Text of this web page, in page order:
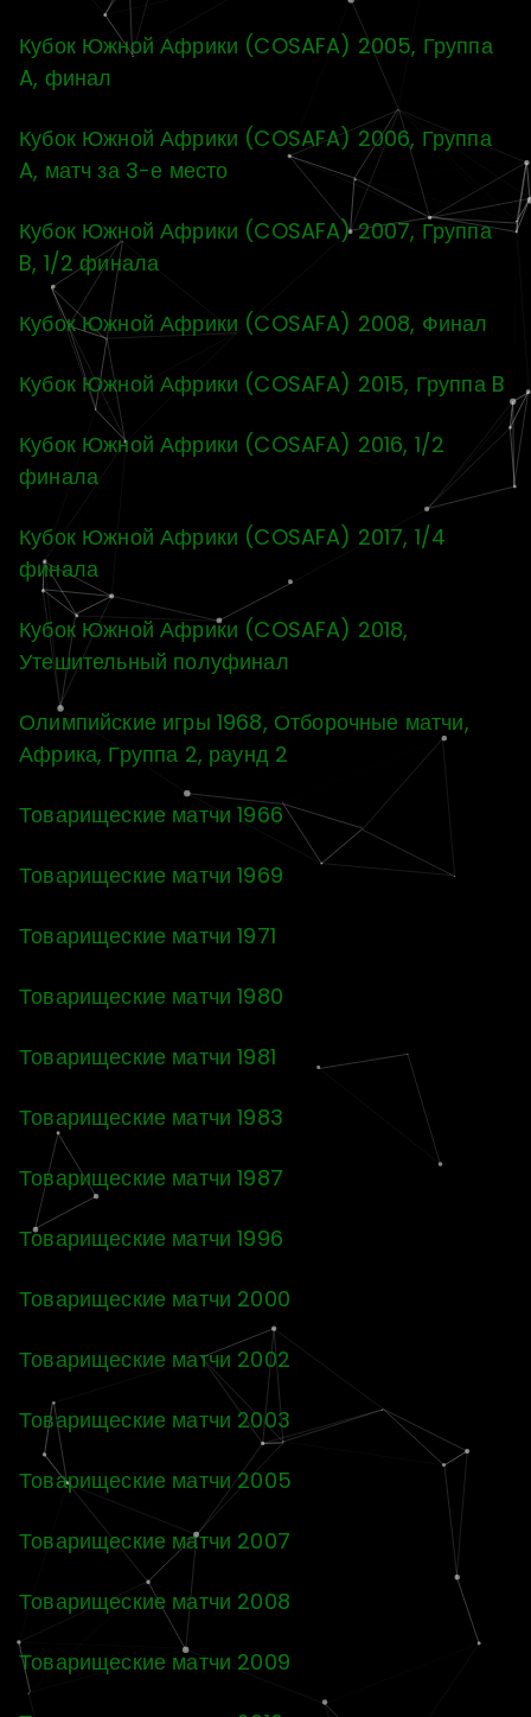
Кубок Южной Африки (COSAFA) 2005, Группа
A, финал
Кубок Южной Африки (COSAFA) 2006, Группа
A, матч за 3-е место
Кубок Южной Африки (COSAFA) 2007, Группа
B, 1/2 финала
Кубок Южной Африки (COSAFA) 2008, Финал
Кубок Южной Африки (COSAFA) 2015, Группа B
Кубок Южной Африки (COSAFA) 2016, 1/2
финала
Кубок Южной Африки (COSAFA) 2017, 1/4
финала
Кубок Южной Африки (COSAFA) 2018,
Утешительный полуфинал
Олимпийские игры 1968, Отборочные матчи,
Африка, Группа 2, раунд 2
Товарищеские матчи 1966
Товарищеские матчи 1969
Товарищеские матчи 1971
Товарищеские матчи 1980
Товарищеские матчи 1981
Товарищеские матчи 1983
Товарищеские матчи 1987
Товарищеские матчи 1996
Товарищеские матчи 2000
Товарищеские матчи 2002
Товарищеские матчи 2003
Товарищеские матчи 2005
Товарищеские матчи 2007
Товарищеские матчи 2008
Товарищеские матчи 2009